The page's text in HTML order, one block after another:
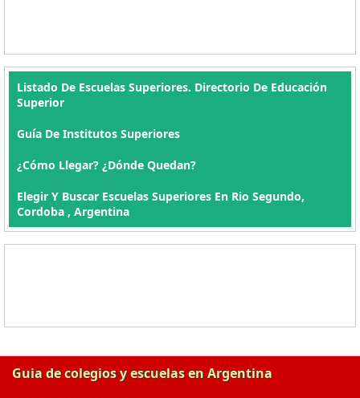
Listado De Escuelas Superiores. Directorio De Educación
Superior
Guía De Institutos Superiores
¿Cómo Llegar? ¿Dónde Quedan?
Elegir Y Buscar Escuelas Superiores En Rio Segundo,
Cordoba , Argentina
Guia de colegios y escuelas en Argentina